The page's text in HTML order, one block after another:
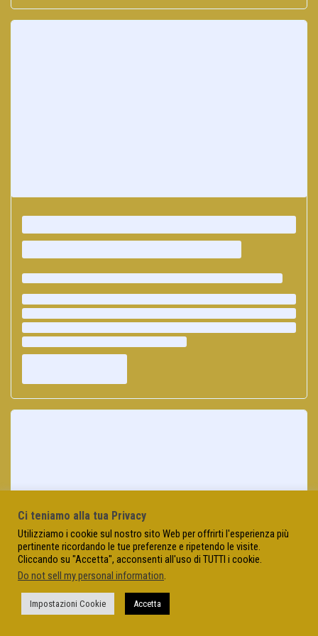
Ci teniamo alla tua Privacy
Utilizziamo i cookie sul nostro sito Web per offrirti l'esperienza più
pertinente ricordando le tue preferenze e ripetendo le visite.
Cliccando su "Accetta", acconsenti all'uso di TUTTI i cookie.
Do not sell my personal information.
Impostazioni Cookie Accetta